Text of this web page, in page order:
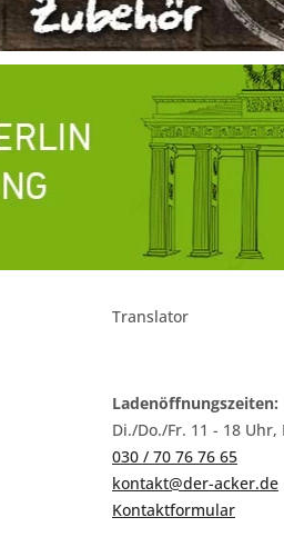
Translator
Ladenöffnungszeiten:
Di./Do./Fr. 11 - 18
030 / 70 76 76 65
kontakt@der-acker.de
Kontaktformular